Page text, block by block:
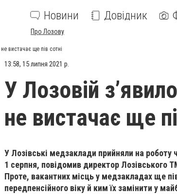
Новини Довідник
Про Лозову
вистачає ще пів сотні
13:58, 15 липня 2021 р.
У Лозовій
не вистачає ще
У Лозівські медзаклади прийняли на роботу
1 серпня, повідомив директор Лозівського
Проте, вакантних місць у медзакладах ще
передпенсійного віку й ким їх замінити у